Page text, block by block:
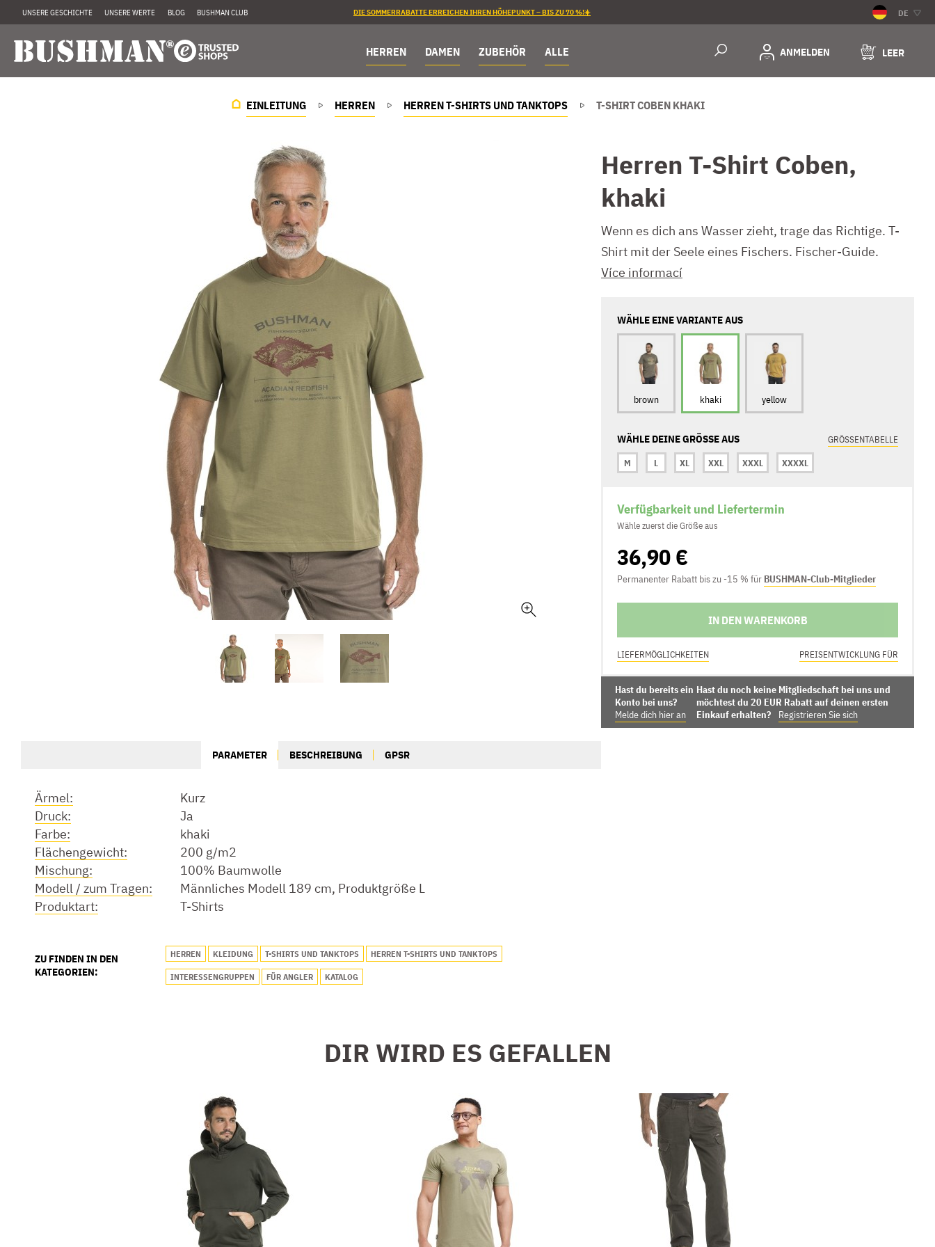
UNSERE GESCHICHTE UNSERE WERTE BLOG BUSHMAN CLUB DIE SOMMERRABATTE ERREICHEN IHREN HÖHEPUNKT – BIS ZU 70 %!☀️ DE
HERREN DAMEN ZUBEHÖR ALLE ANMELDEN LEER
EINLEITUNG HERREN HERREN T-SHIRTS UND TANKTOPS T-SHIRT COBEN KHAKI
Herren T-Shirt Coben,
khaki
Wenn es dich ans Wasser zieht, trage das Richtige. T-
Shirt mit der Seele eines Fischers. Fischer-Guide.
Více informací
WÄHLE EINE VARIANTE AUS
brown khaki yellow
WÄHLE DEINE GRÖSSE AUS
GRÖSSENTABELLE
M
L XL XXL XXXL XXXXL
Verfügbarkeit und Liefertermin
Wähle zuerst die Größe aus
36,90 €
Permanenter Rabatt bis zu -15 % für BUSHMAN-Club-Mitglieder
IN DEN WARENKORB
LIEFERMÖGLICHKEITEN PREISENTWICKLUNG FÜR
Hast du bereits ein
Konto bei uns?
Melde dich hier an
Hast du noch keine Mitgliedschaft bei uns und
möchtest du 20 EUR Rabatt auf deinen ersten
Einkauf erhalten?
Registrieren Sie sich
PARAMETER BESCHREIBUNG GPSR
Ärmel:
Kurz
Druck:
Ja
Farbe:
khaki
Flächengewicht:
200 g/m2
Mischung:
100% Baumwolle
Modell / zum Tragen:
Männliches Modell 189 cm, Produktgröße L
Produktart:
T-Shirts
ZU FINDEN IN DEN
KATEGORIEN:
HERREN KLEIDUNG T-SHIRTS UND TANKTOPS HERREN T-SHIRTS UND TANKTOPS
INTERESSENGRUPPEN FÜR ANGLER KATALOG
DIR WIRD ES GEFALLEN